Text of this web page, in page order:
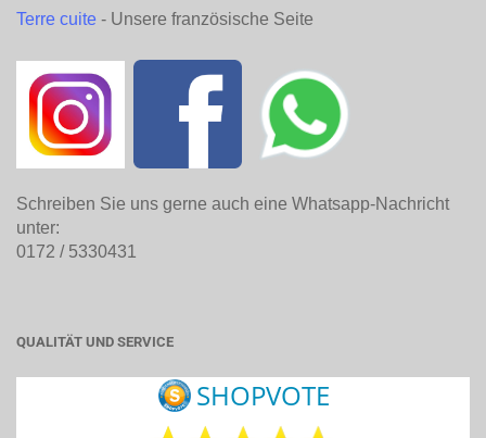
Terre cuite - Unsere französische Seite
Schreiben Sie uns gerne auch eine Whatsapp-Nachricht
unter:
0172 / 5330431
QUALITÄT UND SERVICE